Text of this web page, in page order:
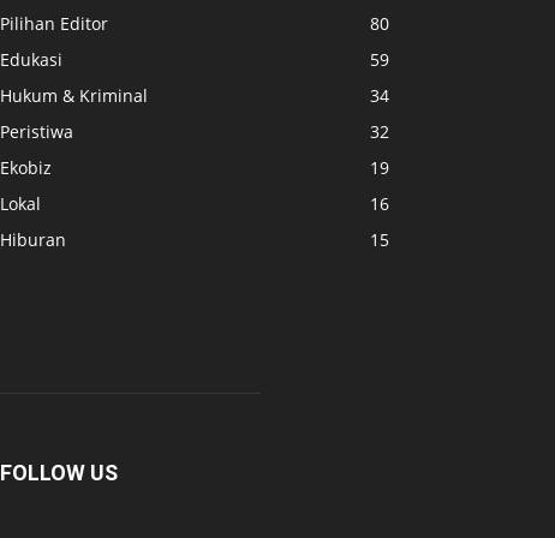
Pilihan Editor
80
Edukasi
59
Hukum & Kriminal
34
Peristiwa
32
Ekobiz
19
Lokal
16
Hiburan
15
FOLLOW US